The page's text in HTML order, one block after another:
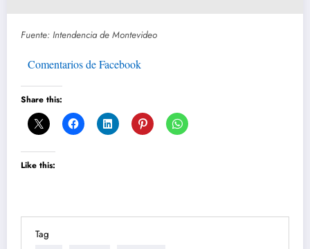
Fuente: Intendencia de Montevideo
Comentarios de Facebook
Share this:
Like this:
Tag